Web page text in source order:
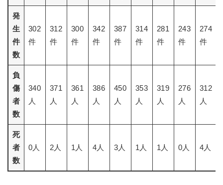
発
生
件
数
302
件
312
件
300
件
342
件
387
件
314
件
281
件
243
件
274
件
負
傷
者
数
340
人
371
人
361
人
386
人
450
人
353
人
319
人
276
人
312
人
死
者
数
0人 2人 1人 4人 3人 1人 1人 0人 4人